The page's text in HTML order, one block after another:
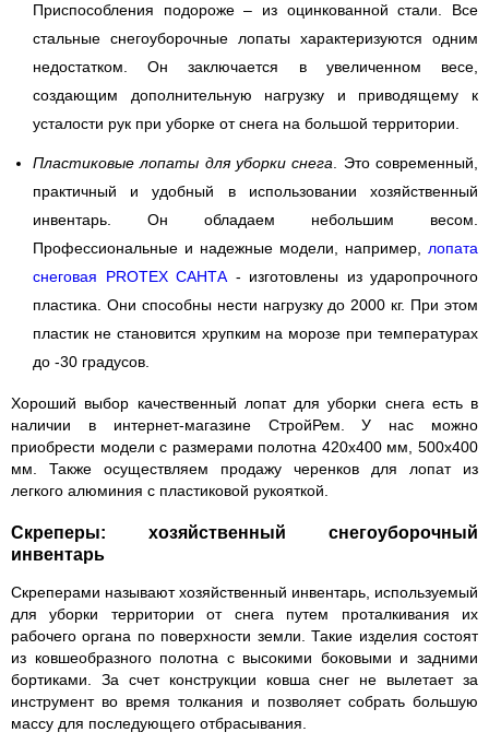
Приспособления подороже – из оцинкованной стали. Все
стальные снегоуборочные лопаты характеризуются одним
недостатком. Он заключается в увеличенном весе,
создающим дополнительную нагрузку и приводящему к
усталости рук при уборке от снега на большой территории.
Пластиковые лопаты для уборки снега . Это современный,
практичный и удобный в использовании хозяйственный
инвентарь. Он обладаем небольшим весом.
Профессиональные и надежные модели, например, лопата
снеговая PROTEX САНТА - изготовлены из ударопрочного
пластика. Они способны нести нагрузку до 2000 кг. При этом
пластик не становится хрупким на морозе при температурах
до -30 градусов.
Хороший выбор качественный лопат для уборки снега есть в
наличии в интернет-магазине СтройРем. У нас можно
приобрести модели с размерами полотна 420x400 мм, 500х400
мм. Также осуществляем продажу черенков для лопат из
легкого алюминия с пластиковой рукояткой.
Скреперы: хозяйственный снегоуборочный
инвентарь
Скреперами называют хозяйственный инвентарь, используемый
для уборки территории от снега путем проталкивания их
рабочего органа по поверхности земли. Такие изделия состоят
из ковшеобразного полотна с высокими боковыми и задними
бортиками. За счет конструкции ковша снег не вылетает за
инструмент во время толкания и позволяет собрать большую
массу для последующего отбрасывания.